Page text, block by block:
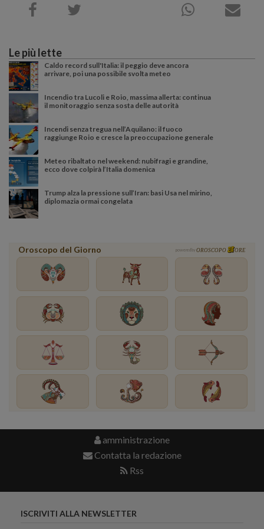
Le più lette
Caldo record sull'Italia: il peggio deve ancora
arrivare, poi una possibile svolta meteo
Incendio tra Lucoli e Roio, massima allerta: continua
il monitoraggio senza sosta delle autorità
Incendi senza tregua nell’Aquilano: il fuoco
raggiunge Roio e cresce la preoccupazione generale
Meteo ribaltato nel weekend: nubifragi e grandine,
ecco dove colpirà l’Italia domenica
Trump alza la pressione sull’Iran: basi Usa nel mirino,
diplomazia ormai congelata
Oroscopo del Giorno powered by OROSCOPO ORE
amministrazione
Contatta la redazione
Rss
ISCRIVITI ALLA NEWSLETTER